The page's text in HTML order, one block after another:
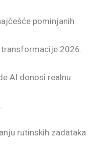
pominjanih
2026.
AI donosi realnu
rutinskih zadataka